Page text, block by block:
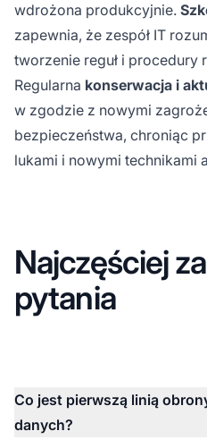
wdrożona produkcyjnie.
zapewnia, że zespół IT
tworzenie reguł i procedury
Regularna konserwacja i
w zgodzie z nowymi
bezpieczeństwa, chroniąc
lukami i nowymi technikami
Najczęściej
pytania
Co jest pierwszą linią
danych?